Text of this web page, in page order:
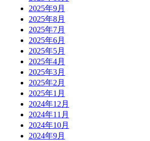
2025年9月
2025年8月
2025年7月
2025年6月
2025年5月
2025年4月
2025年3月
2025年2月
2025年1月
2024年12月
2024年11月
2024年10月
2024年9月